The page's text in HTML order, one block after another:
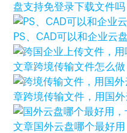
盘支持免登录下载文件吗
PS、CAD可以和企业云
文章跨境传输文件怎么
章跨境传输文件，用国
文章国外云盘哪个最好